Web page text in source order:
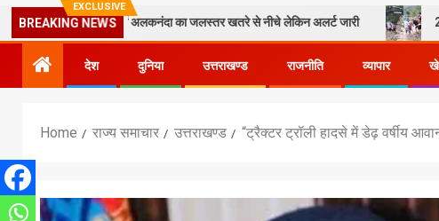
EXCLUSIVE
BREAKING NEWS
श्रीनगर में अलकनंदा का जलस्तर खतरे से नीचे लेकिन अलर्ट जारी 26 साल बाद भी
देश दुनिया उत्तराखण्ड राजनीति व्यापार
Home राज्य समाचार उत्तराखण्ड “ट्रैक्टर ट्रॉली हादसे में डेढ़ वर्षीय